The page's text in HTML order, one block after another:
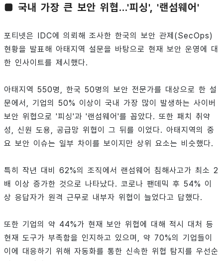
■ 국내 가장 큰 보안 위협...'피싱', '랜섬웨어'
포티넷은 IDC에 의뢰해 조사한 한국의 보안 관제(SecOps)
현황을 발표해 아태지역 설문을 바탕으로 현재 보안 운영에 대
한 인사이트를 제시했다.
아태지역 550명, 한국 50명의 보안 전문가를 대상으로 한 설
문에서, 기업의 50% 이상이 국내 가장 많이 발생하는 사이버
보안 위협으로 '피싱'과 '랜섬웨어'를 꼽았다. 또한 패치 취약
성, 신원 도용, 공급망 위협이 그 뒤를 이었다. 아태지역의 중
요 보안 이슈는 일부 차이를 보이지만 상위 요소는 비슷했다.
특히 작년 대비 62%의 조직에서 랜섬웨어 침해사고가 최소 2
배 이상 증가한 것으로 나타났다. 코로나 팬데믹 후 54% 이
상 응답자가 원격 근무로 내부자 위협이 늘었다고 답했다.
또한 기업의 약 44%가 현재 보안 위협에 대해 적시 대처 등
현재 도구가 부족함을 인지하고 있으며, 약 70%의 기업들이
이에 대응하기 위해 자동화를 통한 신속한 위협 탐지를 우선순